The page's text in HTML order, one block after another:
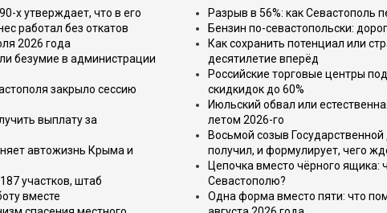
х утверждает, что в его
работал без откатов
2026 года
безумие в администрации
закрыло сессию
выплату за
автожизнь Крыма и
участков, штаб
вместе
Разрыв в 56%: как Севастополь
Бензин по-севастопольски:
Как сохранить потенциал или
десятилетие вперёд
Российские торговые центры
скидкидок до 60%
Июльский обвал или
летом 2026-го
Восьмой созыв
получил, и формулирует, чего
Цепочка вместо чёрного ящика:
Севастополю?
Одна форма вместо пяти: что